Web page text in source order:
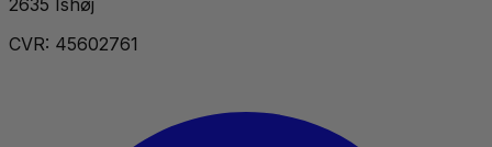
CVR: 45602761